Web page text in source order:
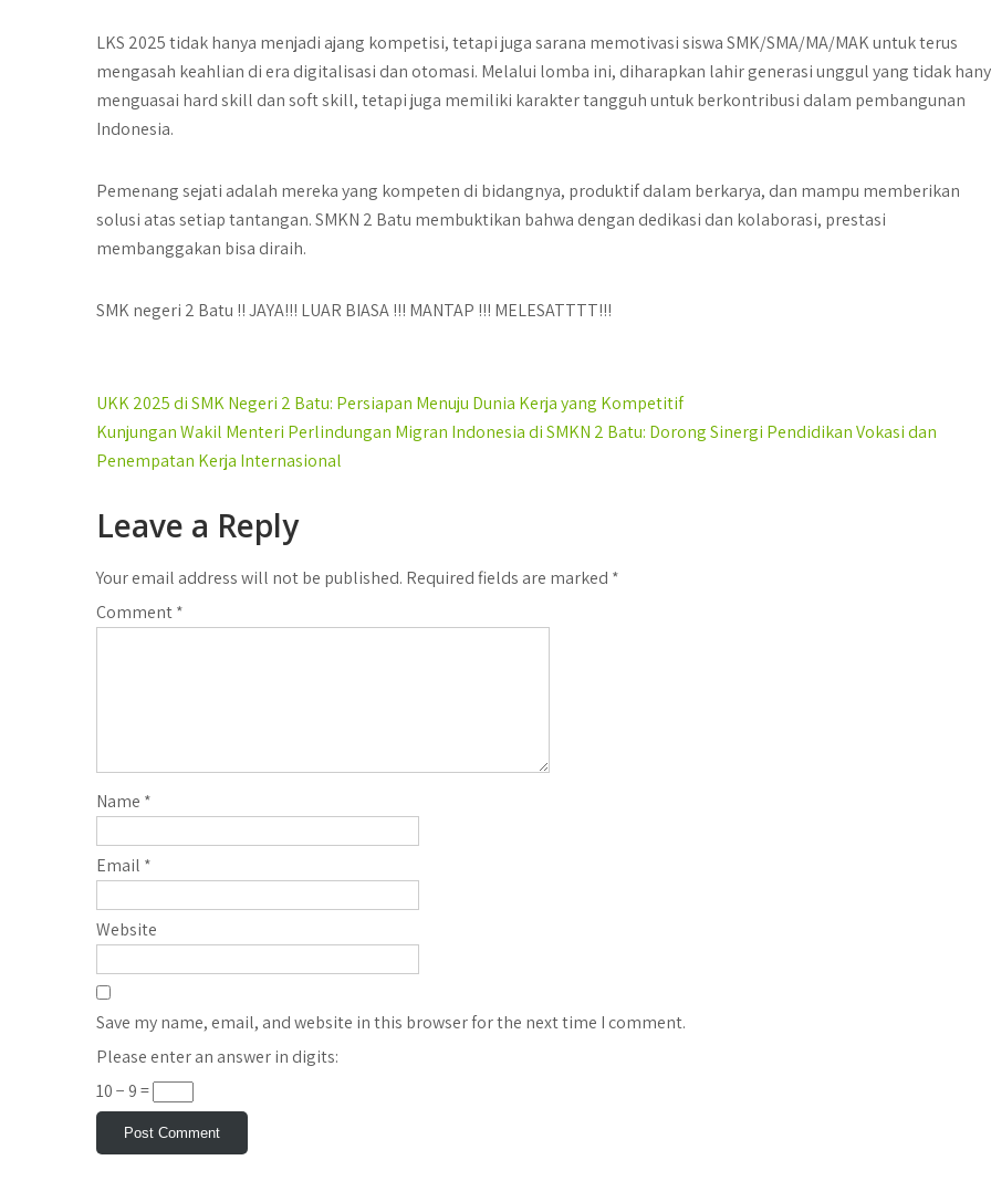
LKS 2025 tidak hanya menjadi ajang kompetisi, tetapi juga sarana memotivasi siswa SMK/SMA/MA/MAK untuk terus
mengasah keahlian di era digitalisasi dan otomasi. Melalui lomba ini, diharapkan lahir generasi unggul yang tidak
menguasai hard skill dansoft skill, tetapi juga memiliki karakter tangguh untuk berkontribusi dalam pembangunan
Indonesia.
Pemenang sejati adalah mereka yang kompeten di bidangnya, produktif dalam berkarya, dan mampu memberikan
solusi atas setiap tantangan. SMKN 2 Batu membuktikan bahwa dengan dedikasi dan kolaborasi, prestasi
membanggakan bisa diraih.
SMK negeri 2 Batu !! JAYA!!! LUAR BIASA !!! MANTAP !!! MELESATTTT!!!
Post
navigation
UKK 2025 di SMK Negeri 2 Batu: Persiapan Menuju Dunia Kerja yang Kompetitif
Kunjungan Wakil Menteri Perlindungan Migran Indonesia di SMKN 2 Batu: Dorong Sinergi Pendidikan Vokasi dan
Penempatan Kerja Internasional
Leave a Reply
Your email address will not be published. Required fields are marked *
Comment*
Name *
Email *
Website
Save my name, email, and website in this browser for the next time I comment.
Please enter an answer in digits:
10 − 9 =